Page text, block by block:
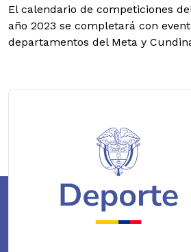
El calendario de competiciones
año 2023 se completará con
departamentos del Meta y